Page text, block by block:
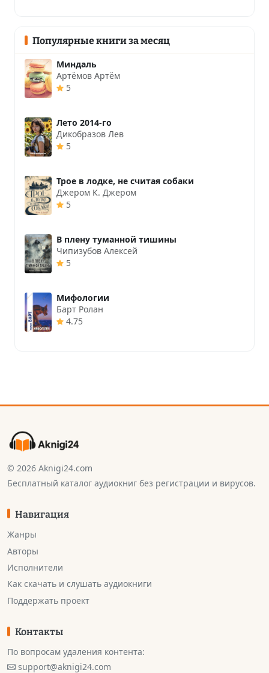
Популярные книги за месяц
Миндаль
Артёмов Артём
5
Лето 2014-го
Дикобразов Лев
5
Трое в лодке, не считая собаки
Джером К. Джером
5
В плену туманной тишины
Чипизубов Алексей
5
Мифологии
Барт Ролан
4.75
© 2026 Aknigi24.com
Бесплатный каталог аудиокниг без регистрации и вирусов.
Навигация
Жанры
Авторы
Исполнители
Как скачать и слушать аудиокниги
Поддержать проект
Контакты
По вопросам удаления контента:
support@aknigi24.com